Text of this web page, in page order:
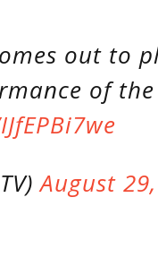
out to
of
August